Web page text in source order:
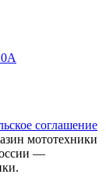
соглашение
мототехники
—